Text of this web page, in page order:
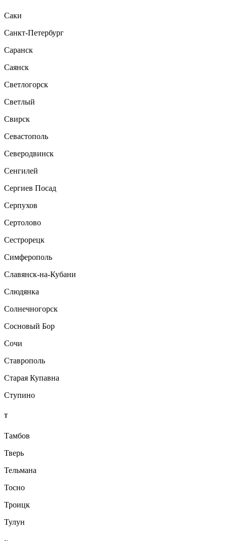
Саки
Санкт-Петербург
Саранск
Саянск
Светлогорск
Светлый
Свирск
Севастополь
Северодвинск
Сенгилей
Сергиев Посад
Серпухов
Сертолово
Сестрорецк
Симферополь
Славянск-на-Кубани
Слюдянка
Солнечногорск
Сосновый Бор
Сочи
Ставрополь
Старая Купавна
Ступино
Т
Тамбов
Тверь
Тельмана
Тосно
Троицк
Тулун